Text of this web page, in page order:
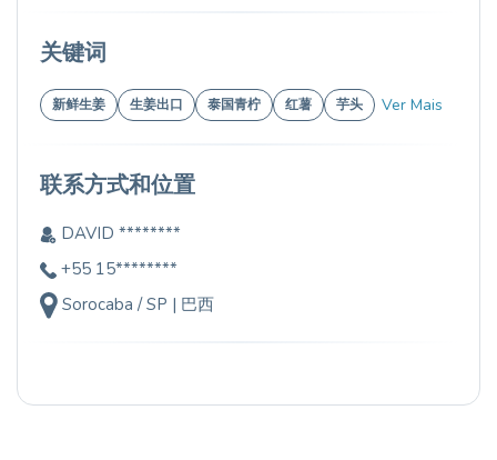
关键词
新鲜生姜 生姜出口 泰国青柠 红薯 芋头 Ver Mais
联系方式和位置
DAVID ********
+55 15********
Sorocaba / SP | 巴西